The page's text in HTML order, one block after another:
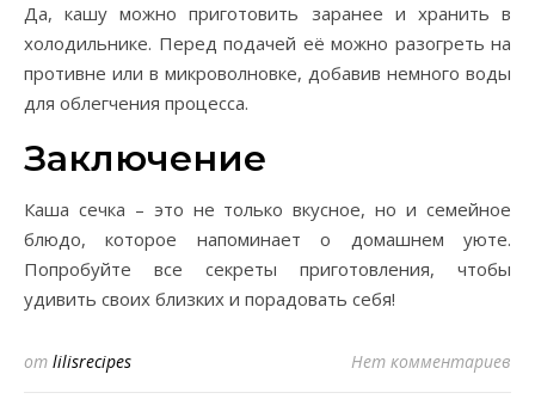
Да, кашу можно приготовить заранее и хранить в
холодильнике. Перед подачей её можно разогреть на
противне или в микроволновке, добавив немного воды
для облегчения процесса.
Заключение
Каша сечка – это не только вкусное, но и семейное
блюдо, которое напоминает о домашнем уюте.
Попробуйте все секреты приготовления, чтобы
удивить своих близких и порадовать себя!
от lilisrecipes Нет комментариев